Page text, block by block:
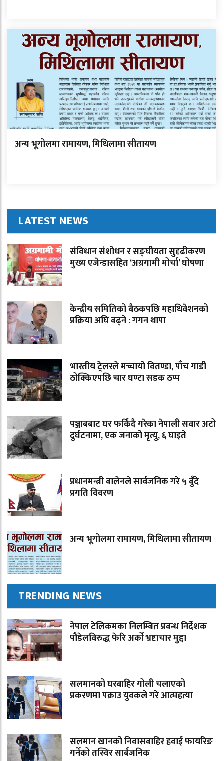
अन्य भूगोलमा रामायण, मिथिलामा सीतायण
LATEST NEWS
संविधान संशोधन र सङ्घीयता सुदृढीकरण
मुख्य एजेन्डासहित ‘अग्रगामी मोर्चा’ घोषणा
केन्द्रीय समितिको बैठकपछि महाधिवेशनको
प्रक्रिया अघि बढ्ने : गगन थापा
भारतीय ट्रेलरले मच्चायो वितण्डा, पाँच गाडी
ठोक्किएपछि चार घण्टा सडक ठप्प
पञ्जाबबाट घर फर्किंदै गरेका नेपाली सवार अटो
दुर्घटनामा, एक जनाको मृत्यु, ६ घाइते
प्रधानमन्त्री बालेनले सार्वजनिक गरे ५ बुँदे
प्रगति विवरण
अन्य भूगोलमा रामायण, मिथिलामा सीतायण
TRENDING NEWS
नेपाल टेलिकमका निलम्बित प्रबन्ध निर्देशक
पौडेलविरुद्ध फेरि अर्को भ्रष्टाचार मुद्दा
सलमानको घरबाहिर गोली चलाएको
प्रकरणमा पक्राउ युवकले गरे आत्महत्या
सलमान खानको निवासबाहिर हवाई फायरिङ
गर्नेको तस्विर सार्बजनिक